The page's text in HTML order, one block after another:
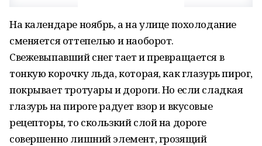
На календаре ноябрь, а на улице похолодание
сменяется оттепелью и наоборот.
Свежевыпавший снег тает и превращается в
тонкую корочку льда, которая, как глазурь пирог,
покрывает тротуары и дороги. Но если сладкая
глазурь на пироге радует взор и вкусовые
рецепторы, то скользкий слой на дороге
совершенно лишний элемент, грозящий